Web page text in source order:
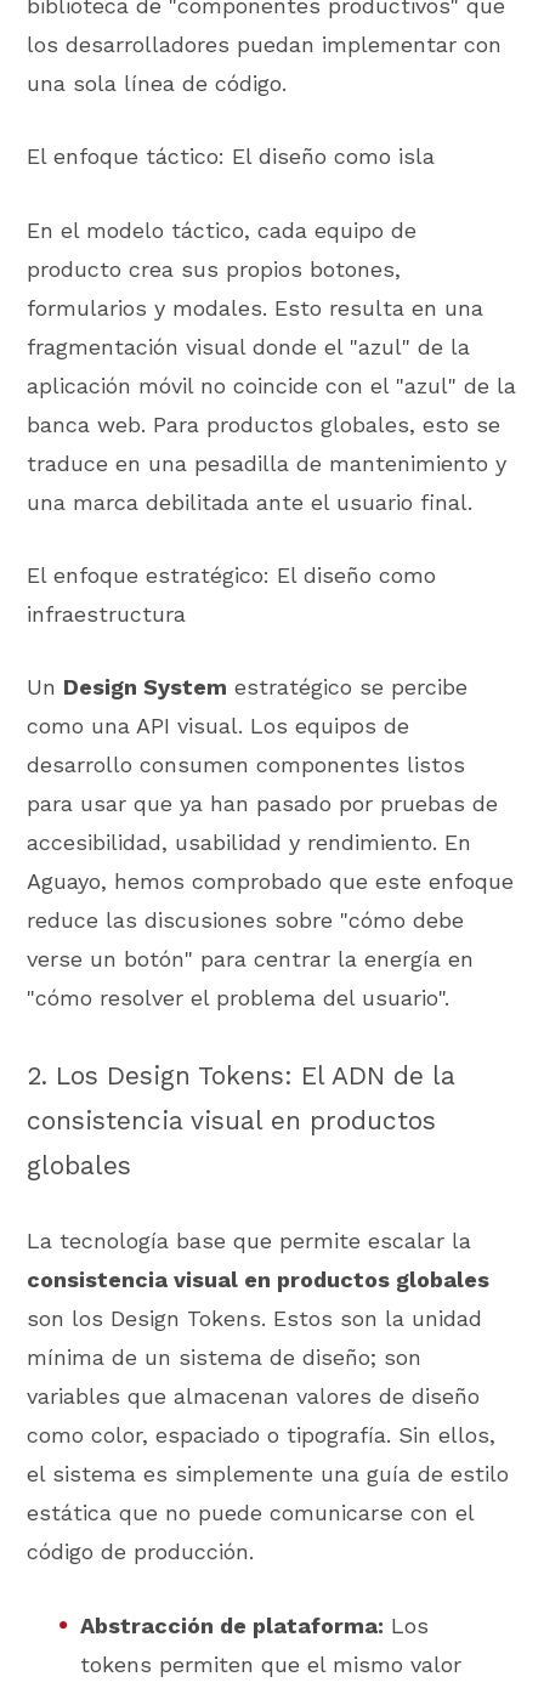
biblioteca de "componentes productivos" que
los desarrolladores puedan implementar con
una sola línea de código.
El enfoque táctico: El diseño como isla
En el modelo táctico, cada equipo de
producto crea sus propios botones,
formularios y modales. Esto resulta en una
fragmentación visual donde el "azul" de la
aplicación móvil no coincide con el "azul" de la
banca web. Para productos globales, esto se
traduce en una pesadilla de mantenimiento y
una marca debilitada ante el usuario final.
El enfoque estratégico: El diseño como
infraestructura
Un Design System estratégico se percibe
como una API visual. Los equipos de
desarrollo consumen componentes listos
para usar que ya han pasado por pruebas de
accesibilidad, usabilidad y rendimiento. En
Aguayo, hemos comprobado que este enfoque
reduce las discusiones sobre "cómo debe
verse un botón" para centrar la energía en
"cómo resolver el problema del usuario".
2. Los Design Tokens: El ADN de la
consistencia visual en productos
globales
La tecnología base que permite escalar la
consistencia visual en productos globales
son los Design Tokens. Estos son la unidad
mínima de un sistema de diseño; son
variables que almacenan valores de diseño
como color, espaciado o tipografía. Sin ellos,
el sistema es simplemente una guía de estilo
estática que no puede comunicarse con el
código de producción.
Abstracción de plataforma: Los
tokens permiten que el mismo valor